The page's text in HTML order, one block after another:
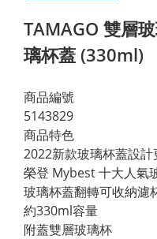
TAMAGO 雙層
璃杯蓋 (330ml)
商品編號
5143829
商品特色
2022新款玻璃杯蓋設計
榮登 Mybest 十大人氣
玻璃杯蓋翻轉可收納濾
約330ml容量
附蓋雙層玻璃杯